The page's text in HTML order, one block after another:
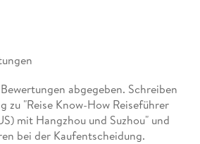
abgegeben. Schreiben
zu "Reise Know-How Reiseführer
mit Hangzhou und Suzhou" und
bei der Kaufentscheidung.